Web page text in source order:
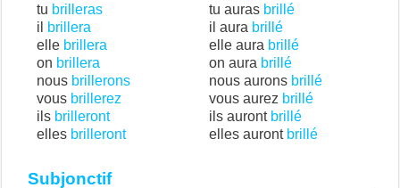
tu brilleras
il
brillera
elle brillera
on brillera
nous brillerons
vous brillerez
ils brilleront
elles brilleront
tu auras brillé
il aura brillé
elle aura brillé
on aura brillé
nous aurons brillé
vous aurez brillé
ils auront brillé
elles auront brillé
Subjonctif